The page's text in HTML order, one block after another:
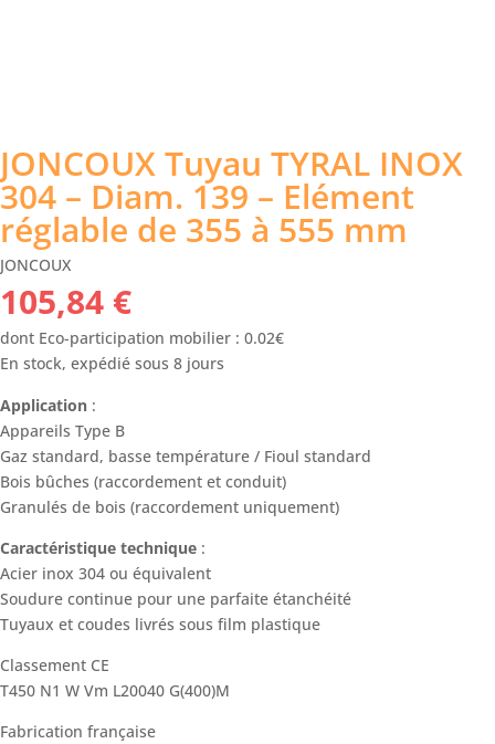
JONCOUX Tuyau TYRAL INOX
304 – Diam. 139 – Elément
réglable de 355 à 555 mm
JONCOUX
105,84 €
dont Eco-participation mobilier : 0.02€
En stock, expédié sous 8 jours
Application :
Appareils Type B
Gaz standard, basse température / Fioul standard
Bois bûches (raccordement et conduit)
Granulés de bois (raccordement uniquement)
Caractéristique technique :
Acier inox 304 ou équivalent
Soudure continue pour une parfaite étanchéité
Tuyaux et coudes livrés sous film plastique
Classement CE
T450 N1 W Vm L20040 G(400)M
Fabrication française